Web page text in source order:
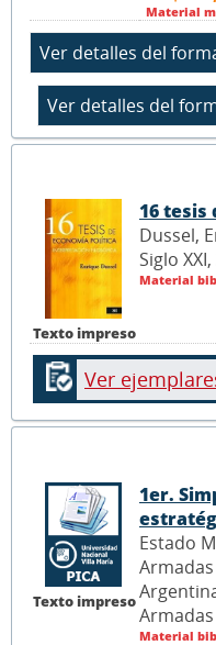
Material
Texto impreso
16 tesis
Dussel,
Siglo XXI,
Material
Ver
Texto impreso
1er.
Estado
Armadas
Armadas
Material